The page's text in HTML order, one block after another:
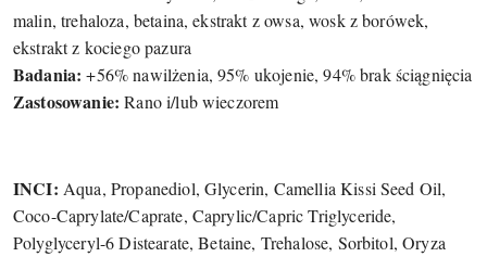
malin, trehaloza, betaina, ekstrakt z owsa, wosk z borówek,
ekstrakt z kociego pazura
Badania: +56% nawilżenia, 95% ukojenie, 94% brak ściągnięcia
Zastosowanie: Rano i/lub wieczorem
INCI: Aqua, Propanediol, Glycerin, Camellia Kissi Seed Oil,
Coco-Caprylate/Caprate, Caprylic/Capric Triglyceride,
Polyglyceryl-6 Distearate, Betaine, Trehalose, Sorbitol, Oryza